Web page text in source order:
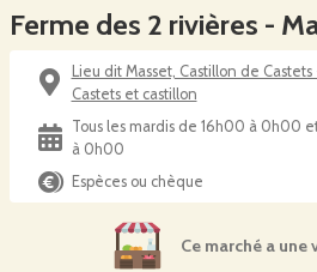
Lieu dit Masset, Castillon de
Castets et castillon
Tous les mardis de 16h00 à 0h00
à 0h00
Espèces ou chèque
Ce marché a une